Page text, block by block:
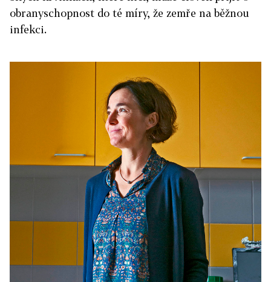
obranyschopnost do té míry, že zemře na běžnou
infekci.